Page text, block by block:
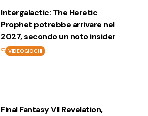
Intergalactic: The Heretic
Prophet potrebbe arrivare nel
2027, secondo un noto insider
VIDEOGIOCHI
Final Fantasy VII Revelation,